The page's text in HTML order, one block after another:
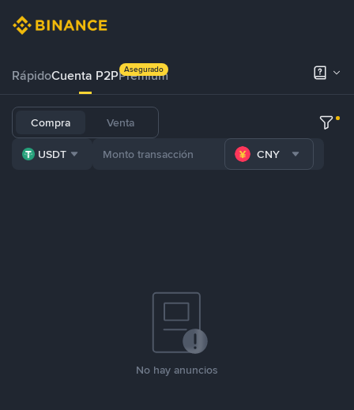
RápidoCuenta P2PPrémium
Asegurado
Compra Venta
USDT CNY
No hay anuncios